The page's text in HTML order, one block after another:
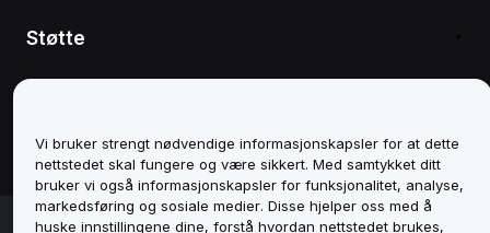
Støtte
Juridisk
© 2025-2026 Bybit.eu. All rights reserved.
Vi bruker strengt nødvendige informasjonskapsler for at dette
nettstedet skal fungere og være sikkert. Med samtykket ditt
bruker vi også informasjonskapsler for funksjonalitet, analyse,
markedsføring og sosiale medier. Disse hjelper oss med å
huske innstillingene dine, forstå hvordan nettstedet brukes,